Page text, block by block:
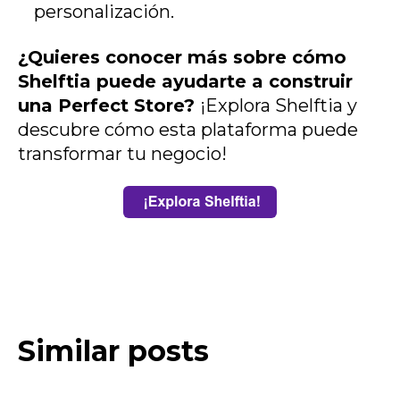
personalización.
¿Quieres conocer más sobre cómo
Shelftia puede ayudarte a construir
una Perfect Store? ¡Explora Shelftia y
descubre cómo esta plataforma puede
transformar tu negocio!
Similar posts